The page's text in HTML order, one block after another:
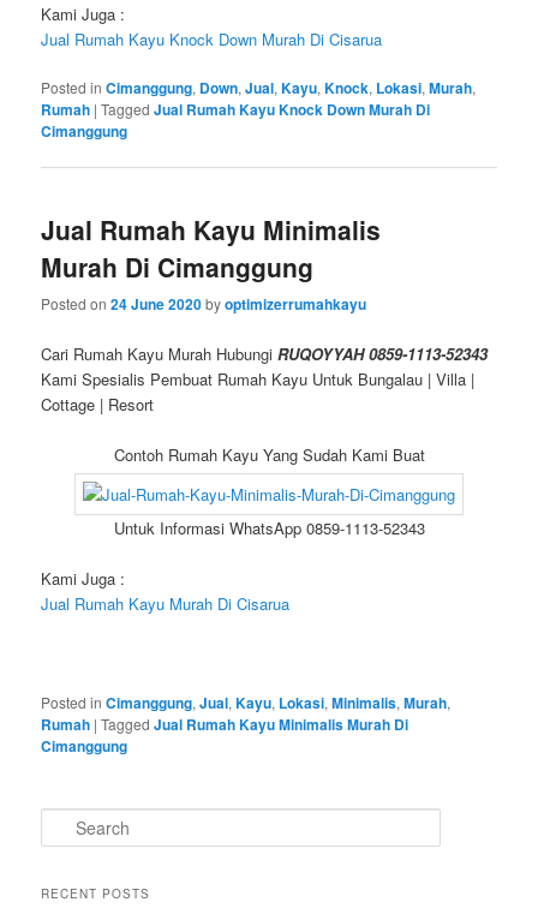
Kami Juga :
Jual Rumah Kayu Knock Down Murah Di Cisarua
Posted in Cimanggung, Down,Jual,Kayu,Knock, Lokasi,Murah,
Rumah |Tagged Jual Rumah Kayu Knock Down Murah Di
Cimanggung
Jual Rumah Kayu Minimalis
Murah Di Cimanggung
Posted on24 June 2020byoptimizerrumahkayu
Cari Rumah Kayu Murah HubungiRUQOYYAH 0859-1113-52343
Kami Spesialis Pembuat Rumah Kayu Untuk Bungalau | Villa |
Cottage | Resort
Contoh Rumah Kayu Yang Sudah Kami Buat
Untuk Informasi WhatsApp 0859-1113-52343
Kami Juga :
Jual Rumah Kayu Murah Di Cisarua
Posted in Cimanggung,Jual,Kayu, Lokasi,Minimalis,Murah,
Rumah |Tagged Jual Rumah Kayu Minimalis Murah Di
Cimanggung
e
rRECENT POSTS